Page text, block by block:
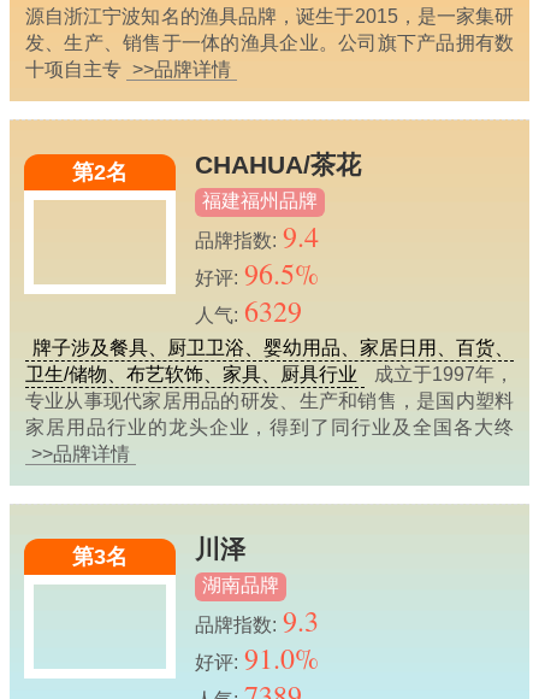
源自浙江宁波知名的渔具品牌，诞生于2015，是一家集研
发、生产、销售于一体的渔具企业。公司旗下产品拥有数
十项自主专 >>品牌详情
第2名 CHAHUA/茶花
福建福州品牌
品牌指数: 9.4
好评: 96.5%
人气: 6329
牌子涉及餐具、厨卫卫浴、婴幼用品、家居日用、百货、
卫生/储物、布艺软饰、家具、厨具行业
成立于1997年，
专业从事现代家居用品的研发、生产和销售，是国内塑料
家居用品行业的龙头企业，得到了同行业及全国各大终
>>品牌详情
第3名 川泽
湖南品牌
品牌指数: 9.3
好评: 91.0%